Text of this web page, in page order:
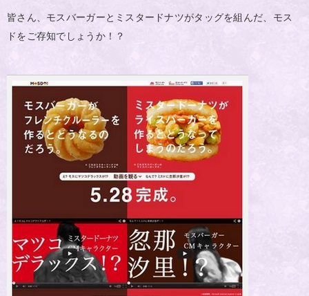
皆さん、モスバーガーとミスタードナツがタッグを組んだ、モス
ドをご存知でしょうか！？